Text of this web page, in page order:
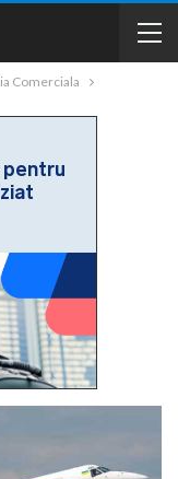
Comerciala